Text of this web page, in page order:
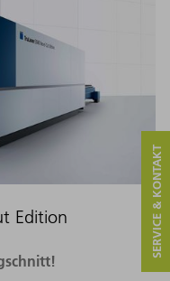
Edition SERVICE & KONTAKT